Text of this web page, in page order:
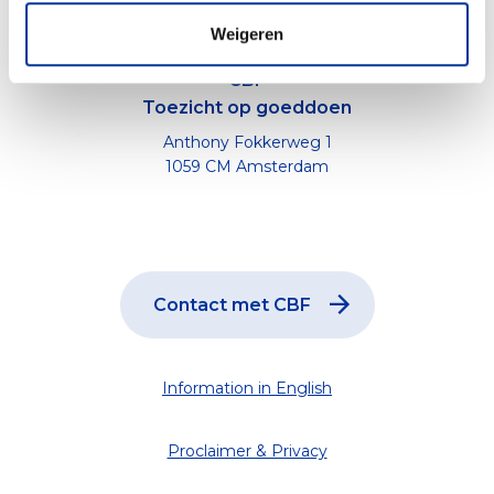
Weigeren
CBF
Toezicht op goeddoen
Anthony Fokkerweg 1
1059 CM Amsterdam
Contact met CBF
Information in English
Proclaimer & Privacy